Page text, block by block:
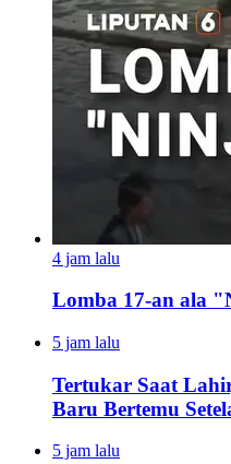
4 jam lalu
Lomba 17-an ala
5 jam lalu
Tertukar Saat
Baru Bertemu
5 jam lalu